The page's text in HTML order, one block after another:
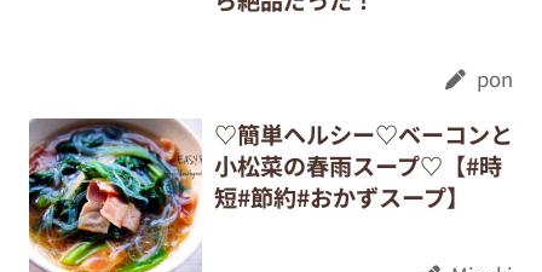
pon
♡簡単ヘルシー♡ベーコンと
小松菜の春雨スープ♡【#時
短#節約#おかずスープ】